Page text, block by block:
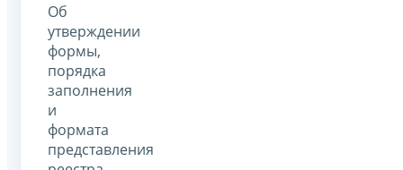
Об
утверждении
формы,
порядка
заполнения
и
формата
представления